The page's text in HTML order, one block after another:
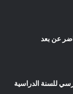
عن بعد
للسنة الدراسية